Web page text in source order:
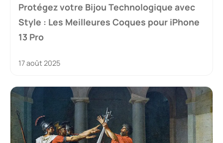
Protégez votre Bijou Technologique avec
Style : Les Meilleures Coques pour iPhone
13 Pro
17 août 2025